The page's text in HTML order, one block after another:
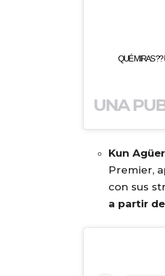
QUÉ MIRAS ??
Kun
Premier,
con sus
a partir